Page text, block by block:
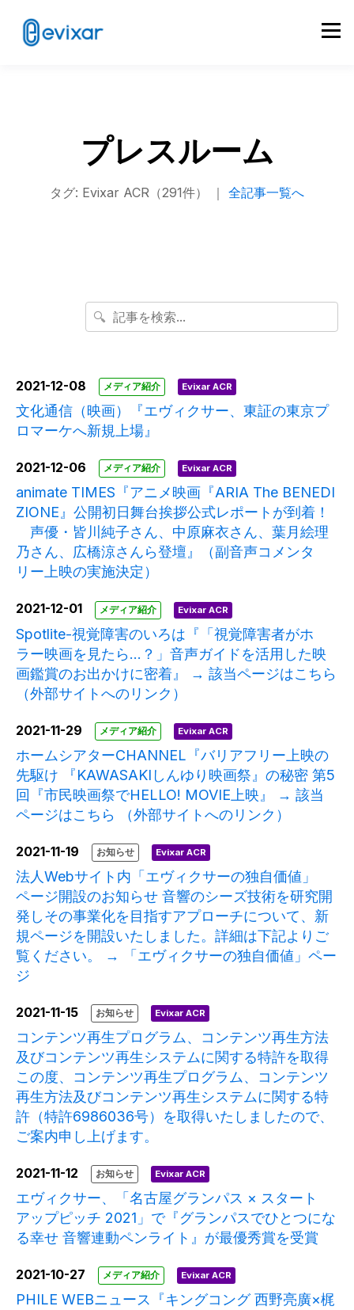
プレスルーム
タグ: Evixar ACR（291件） ｜ 全記事一覧へ
🔍
2021-12-08 メディア紹介 Evixar ACR
文化通信（映画）『エヴィクサー、東証の東京プ
ロマーケへ新規上場』
2021-12-06 メディア紹介 Evixar ACR
animate TIMES『アニメ映画『ARIA The BENEDI
ZIONE』公開初日舞台挨拶公式レポートが到着！
声優・皆川純子さん、中原麻衣さん、葉月絵理
乃さん、広橋涼さんら登壇』（副音声コメンタ
リー上映の実施決定）
2021-12-01 メディア紹介 Evixar ACR
Spotlite-視覚障害のいろは『「視覚障害者がホ
ラー映画を見たら…？」音声ガイドを活用した映
画鑑賞のお出かけに密着』 → 該当ページはこちら
（外部サイトへのリンク）
2021-11-29 メディア紹介 Evixar ACR
ホームシアターCHANNEL『バリアフリー上映の
先駆け 『KAWASAKIしんゆり映画祭』の秘密 第5
回『市民映画祭でHELLO! MOVIE上映』 → 該当
ページはこちら （外部サイトへのリンク）
2021-11-19 お知らせ Evixar ACR
法人Webサイト内「エヴィクサーの独自価値」
ページ開設のお知らせ 音響のシーズ技術を研究開
発しその事業化を目指すアプローチについて、新
規ページを開設いたしました。詳細は下記よりご
覧ください。 → 「エヴィクサーの独自価値」ペー
ジ
2021-11-15 お知らせ Evixar ACR
コンテンツ再生プログラム、コンテンツ再生方法
及びコンテンツ再生システムに関する特許を取得
この度、コンテンツ再生プログラム、コンテンツ
再生方法及びコンテンツ再生システムに関する特
許（特許6986036号）を取得いたしましたので、
ご案内申し上げます。
2021-11-12 お知らせ Evixar ACR
エヴィクサー、「名古屋グランパス × スタート
アップピッチ 2021」で『グランパスでひとつにな
る幸せ 音響連動ペンライト』が最優秀賞を受賞
2021-10-27 メディア紹介 Evixar ACR
PHILE WEBニュース『キングコング 西野亮廣×梶